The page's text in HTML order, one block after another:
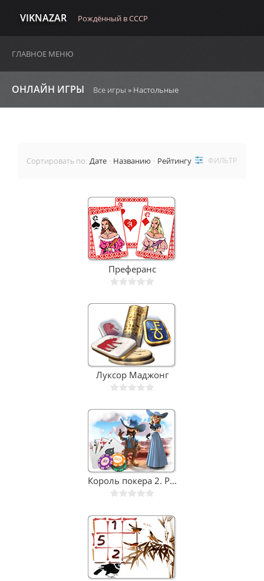
VIKNAZAR Рождённый в СССР
ГЛАВНОЕ МЕНЮ
ОНЛАЙН ИГРЫ Все игры » Настольные
Сортировать по: Дате · Названию · Рейтингу ФИЛЬТР
Преферанс
Луксор Маджонг
Король покера 2. Р...